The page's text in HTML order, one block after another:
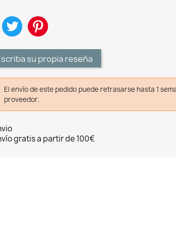
CompartirTuitear
su propia reseña
El envío de este pedido puede retrasarse hasta 1
proveedor.
gratis a partir de 100€